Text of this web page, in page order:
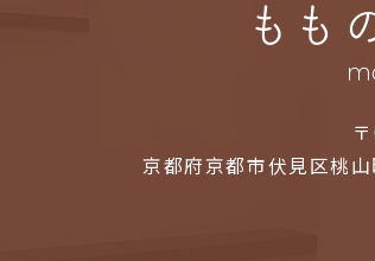
京都府京都市伏見区桃